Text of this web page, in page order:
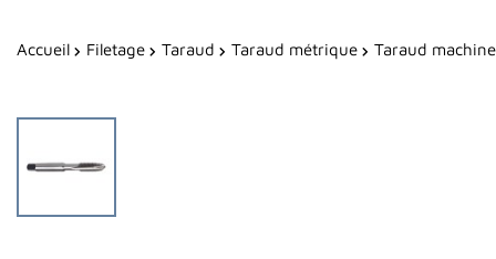
Accueil Filetage Taraud Taraud métrique Taraud